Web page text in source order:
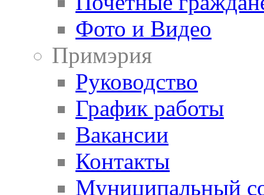
Фото и Видео
Примэрия
Руководство
График работы
Вакансии
Контакты
Муниципальный